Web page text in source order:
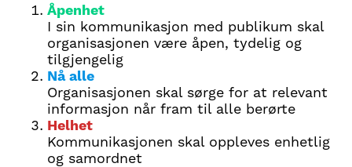
Åpenhet
I sin kommunikasjon med publikum skal
organisasjonen være åpen, tydelig og
tilgjengelig
Nå alle
Organisasjonen skal sørge for at relevant
informasjon når fram til alle berørte
Helhet
Kommunikasjonen skal oppleves enhetlig
og samordnet